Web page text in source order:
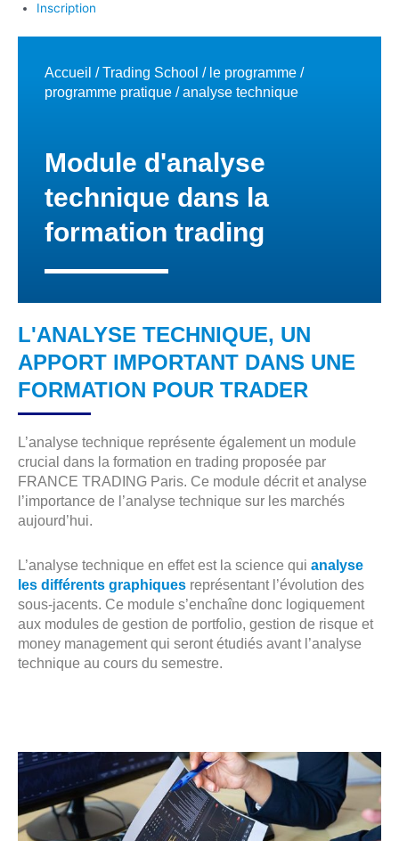
Inscription
Accueil /Trading School / le programme /
programme pratique / analyse technique
Module d'analyse
technique dans la
formation trading
L'ANALYSE TECHNIQUE, UN
APPORT IMPORTANT DANS UNE
FORMATION POUR TRADER
L’analyse technique représente également un module
crucial dans la formation en trading proposée par
FRANCE TRADING Paris. Ce module décrit et analyse
l’importance de l’analyse technique sur les marchés
aujourd’hui.
L’analyse technique en effet est la science qui analyse
les différents graphiques représentant l’évolution des
sous-jacents. Ce module s’enchaîne donc logiquement
aux modules de gestion de portfolio, gestion de risque et
money management qui seront étudiés avant l’analyse
technique au cours du semestre.